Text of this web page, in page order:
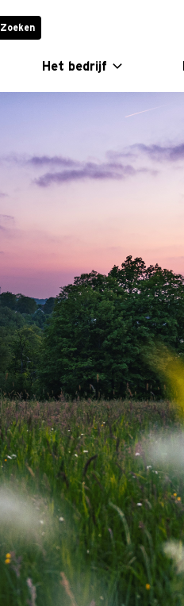
Zoeken
Het bedrijf